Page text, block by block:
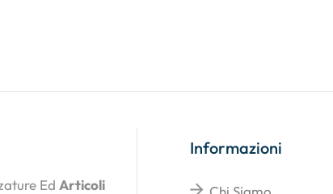
Ed Articoli
Informazioni